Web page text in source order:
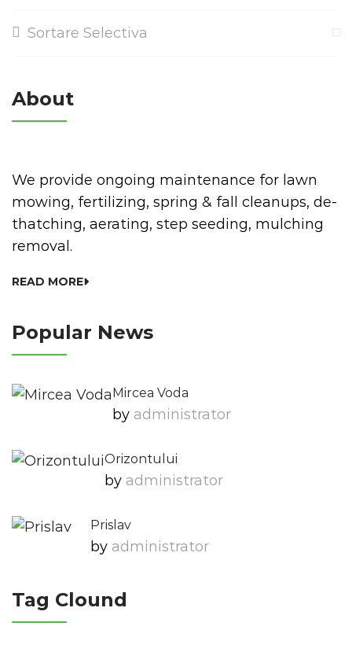
Sortare Selectiva
About
We provide ongoing maintenance for lawn
mowing, fertilizing, spring & fall cleanups, de-
thatching, aerating, step seeding, mulching
removal.
READ MORE
Popular News
Mircea Voda
by Administrator
Orizontului
by Administrator
Prislav
by Administrator
Tag Clound